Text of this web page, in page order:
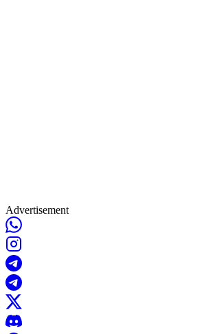
Advertisement